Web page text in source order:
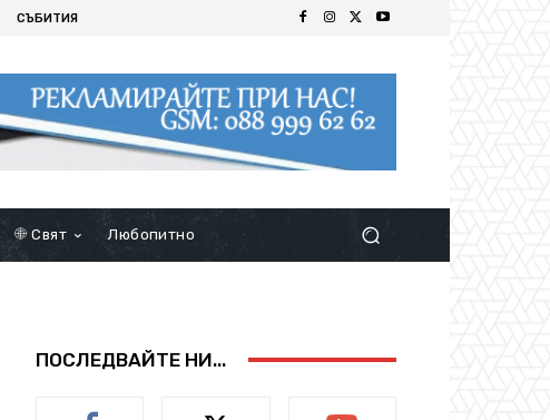
СЪБИТИЯ
Свят Любопитно
ПОСЛЕДВАЙТЕ НИ...